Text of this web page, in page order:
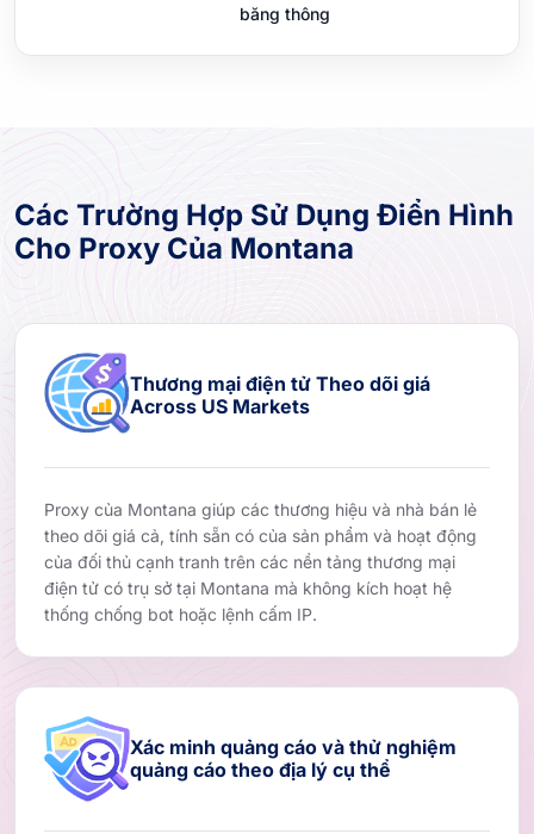
băng thông
Các Trường Hợp Sử Dụng Điển Hình
Cho Proxy Của Montana
Thương mại điện tử Theo dõi giá
Across US Markets
Proxy của Montana giúp các thương hiệu và nhà bán lẻ
theo dõi giá cả, tính sẵn có của sản phẩm và hoạt động
của đối thủ cạnh tranh trên các nền tảng thương mại
điện tử có trụ sở tại Montana mà không kích hoạt hệ
thống chống bot hoặc lệnh cấm IP.
Xác minh quảng cáo và thử nghiệm
quảng cáo theo địa lý cụ thể